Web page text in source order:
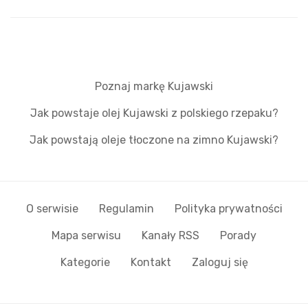
Poznaj markę Kujawski
Jak powstaje olej Kujawski z polskiego rzepaku?
Jak powstają oleje tłoczone na zimno Kujawski?
O serwisie Regulamin Polityka prywatności
Mapa serwisu Kanały RSS Porady
Kategorie Kontakt Zaloguj się